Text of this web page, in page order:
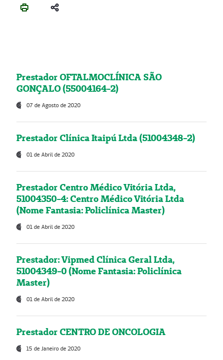
Prestador OFTALMOCLÍNICA SÃO
GONÇALO (55004164-2)
07 de Agosto de 2020
Prestador Clínica Itaipú Ltda (51004348-2)
01 de Abril de 2020
Prestador Centro Médico Vitória Ltda,
51004350-4: Centro Médico Vitória Ltda
(Nome Fantasia: Policlínica Master)
01 de Abril de 2020
Prestador: Vipmed Clínica Geral Ltda,
51004349-0 (Nome Fantasia: Policlínica
Master)
01 de Abril de 2020
Prestador CENTRO DE ONCOLOGIA
15 de Janeiro de 2020